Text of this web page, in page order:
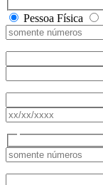
Pessoa Física